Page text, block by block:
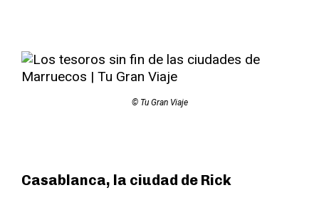
© Tu Gran Viaje
Casablanca, la ciudad de Rick